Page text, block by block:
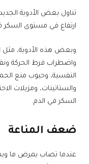
تناول بعض الأدوية
ارتفاع في مستوى السكر
وبعض هذه الأدوية، مثل
واضطراب فرط الحركة
النفسية، وحبوب منع
والستاتينات، ومزيلات
السكر في الدم.
ضعف المناعة
عندما تصاب بمرض ما